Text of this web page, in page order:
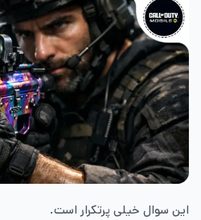
این سوال خیلی پرتکرار است.